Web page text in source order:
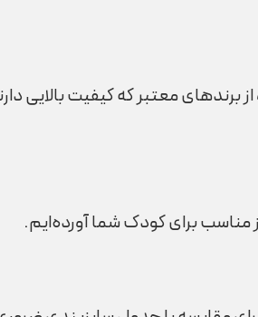
معتبر که کیفیت بالایی
مناسب برای کودک شما آورده‌ایم.